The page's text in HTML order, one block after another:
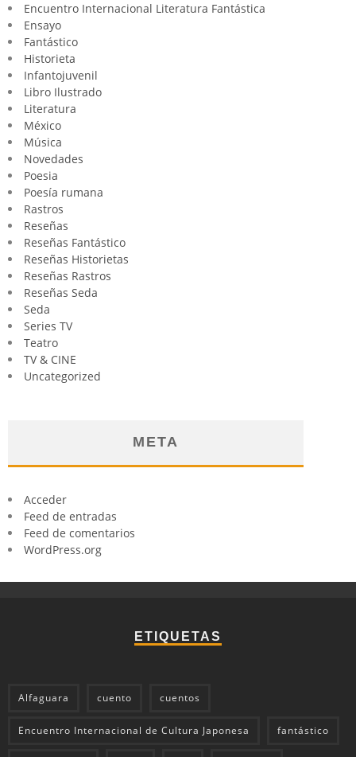
Encuentro Internacional Literatura Fantástica
Ensayo
Fantástico
Historieta
Infantojuvenil
Libro Ilustrado
Literatura
México
Música
Novedades
Poesia
Poesía rumana
Rastros
Reseñas
Reseñas Fantástico
Reseñas Historietas
Reseñas Rastros
Reseñas Seda
Seda
Series TV
Teatro
TV & CINE
Uncategorized
META
Acceder
Feed de entradas
Feed de comentarios
WordPress.org
ETIQUETAS
Alfaguara cuento cuentos
Encuentro Internacional de Cultura Japonesa fantástico